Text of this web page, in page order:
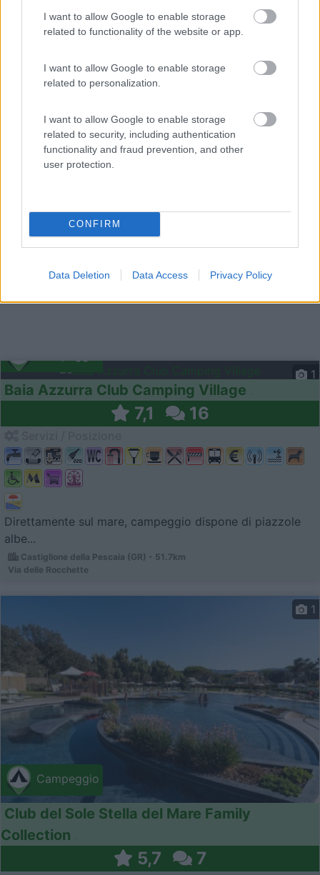
I want to allow Google to enable storage
related to functionality of the website or app.
I want to allow Google to enable storage
related to personalization.
I want to allow Google to enable storage
related to security, including authentication
functionality and fraud prevention, and other
user protection.
CONFIRM
Data Deletion Data Access Privacy Policy
4,4 5
Servizi / Posizione
A 6 km dal centro, struttura con accesso diretto alla spi...
Castiglione della Pescaia (GR) - 51.6km
Sp delle Rocchette - Loc. Santapomata
1
Baia Azzurra Club Camping Village
7,1 16
Direttamente sul mare, campeggio dispone di piazzole
albe...
Castiglione della Pescaia (GR) - 51.7km
Via delle Rocchette
Campeggio
1
Club del Sole Stella del Mare Family
Collection
5,7 7